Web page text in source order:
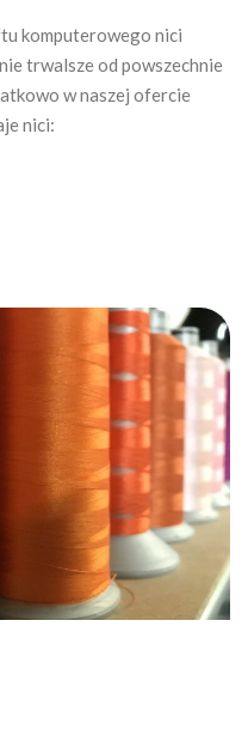
komputerowego nici
trwalsze od powszechnie
w naszej ofercie
nici: